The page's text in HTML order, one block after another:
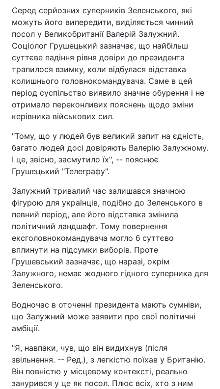
Серед серйозних суперників Зеленського, які
можуть його випередити, виділяється чинний
посол у Великобританії Валерій Залужний.
Соціолог Грушецький зазначає, що найбільш
суттєве падіння рівня довіри до президента
трапилося взимку, коли відбулася відставка
колишнього головнокомандувача. Саме в цей
період суспільство виявило значне обурення і не
отримало переконливих пояснень щодо зміни
керівника військових сил.
"Тому, що у людей був великий запит на єдність,
багато людей досі довіряють Валерію Залужному.
І це, звісно, засмутило їх", -- пояснює
Грушецький "Телеграфу".
Залужний тривалий час залишався значною
фігурою для українців, подібно до Зеленського в
певний період, але його відставка змінила
політичний ландшафт. Тому повернення
ексголовнокомандувача могло б суттєво
вплинути на підсумки виборів. Проте
Грушевський зазначає, що наразі, окрім
Залужного, немає жодного гідного суперника для
Зеленського.
Водночас в оточенні президента мають сумніви,
що Залужний може заявити про свої політичні
амбіції.
"Я, навпаки, чув, що він видихнув (після
звільнення. -- Ред.), з легкістю поїхав у Британію.
Він повністю у місцевому контексті, реально
занурився у це як посол. Плюс всіх, хто з ним